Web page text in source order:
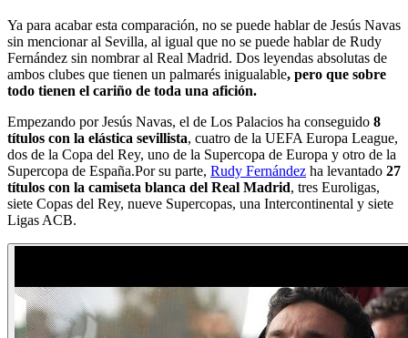
Ya para acabar esta comparación, no se puede hablar de Jesús Navas
sin mencionar al Sevilla, al igual que no se puede hablar de Rudy
Fernández sin nombrar al Real Madrid. Dos leyendas absolutas de
ambos clubes que tienen un palmarés inigualable, pero que sobre
todo tienen el cariño de toda una afición.
Empezando por Jesús Navas, el de Los Palacios ha conseguido 8
títulos con la elástica sevillista, cuatro de la UEFA Europa League,
dos de la Copa del Rey, uno de la Supercopa de Europa y otro de la
Supercopa de España.Por su parte, Rudy Fernández ha levantado 27
títulos con la camiseta blanca del Real Madrid, tres Euroligas,
siete Copas del Rey, nueve Supercopas, una Intercontinental y siete
Ligas ACB.